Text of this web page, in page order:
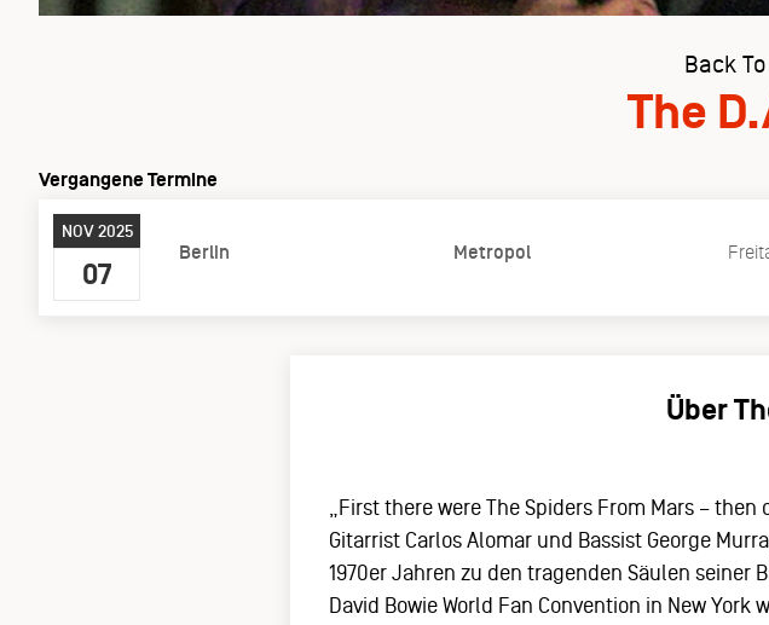
Back
The
Vergangene Termine
NOV 2025
07
Berlin Metropol
Über
„First there were The Spiders From Mars – then
Gitarrist Carlos Alomar und Bassist George
1970er Jahren zu den tragenden Säulen seiner
David Bowie World Fan Convention in New